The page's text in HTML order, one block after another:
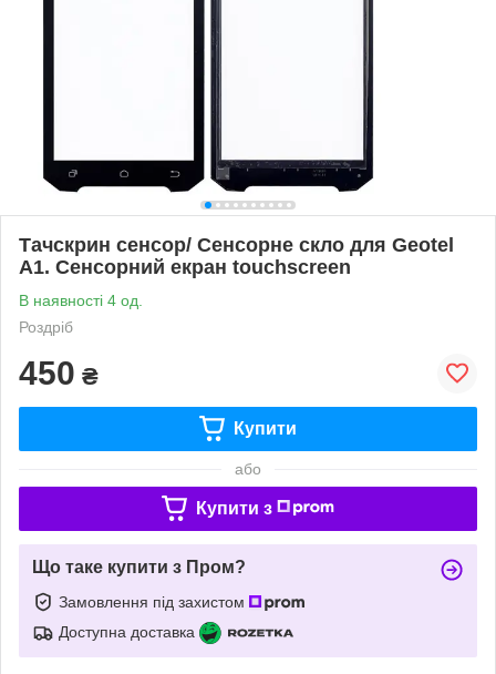
Тачскрин сенсор/ Сенсорне скло для Geotel
A1. Сенсорний екран touchscreen
В наявності 4 од.
Роздріб
450 ₴
Купити
або
Купити з
Що таке купити з Пром?
Замовлення під захистом
Доступна доставка